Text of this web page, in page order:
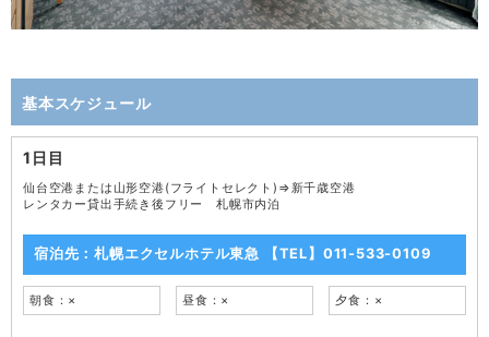
基本スケジュール
1日目
仙台空港または山形空港(フライトセレクト)⇒新千歳空港
レンタカー貸出手続き後フリー 札幌市内泊
宿泊先：札幌エクセルホテル東急 【TEL】011-533-0109
朝食：× 昼食：× 夕食：×